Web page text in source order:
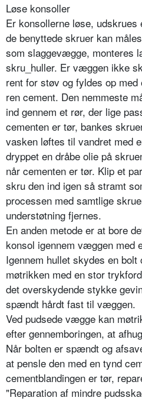
Løse konsoller
Er konsollerne løse,
de benyttede skruer kan
som slaggevægge, monteres
skru_huller. Er væggen ikke
rent for støv og fyldes op
ren cement. Den nemmeste
ind gennem et rør, der lige
cementen er tør, bankes
vasken løftes til vandret med
dryppet en dråbe olie på
når cementen er tør. Klip et
skru den ind igen så stramt
processen med samtlige
understøtning fjernes.
En anden metode er at bore
konsol igennem væggen med
Igennem hullet skydes en bolt
møtrikken med en stor
det overskydende stykke
spændt hårdt fast til væggen.
Ved pudsede vægge kan
efter gennemboringen, at
Når bolten er spændt og
at pensle den med en tynd
cementblandingen er tør,
"Reparation af mindre